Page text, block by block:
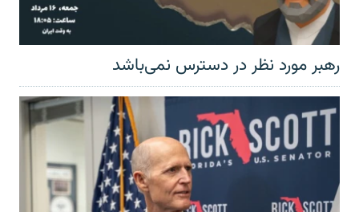
رهبر مورد نظر در دسترس نمی‌باشد